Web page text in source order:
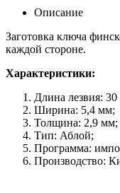
Описание
Заготовка ключа
каждой стороне.
Характеристики:
Длина лезвия:
Ширина: 5,4 мм;
Толщина: 2,9 мм;
Тип: Аблой;
Программа:
Производство: